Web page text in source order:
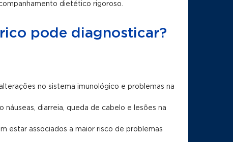
dietético rigoroso.
pode diagnosticar?
no sistema imunológico e problemas na
diarreia, queda de cabelo e lesões na
estar associados a maior risco de problemas